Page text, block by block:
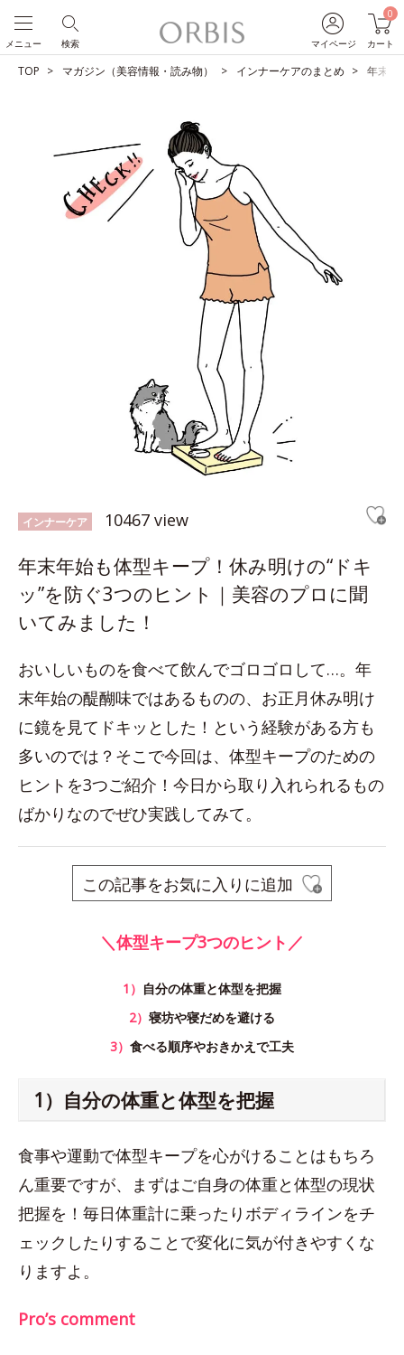
マイページ
0
カート
検索
メニュー
TOP マガジン（美容情報・読み物） インナーケアのまとめ 年末年
インナーケア 10467 view
年末年始も体型キープ！休み明けの“ドキ
ッ”を防ぐ3つのヒント｜美容のプロに聞
いてみました！
おいしいものを食べて飲んでゴロゴロして…。年
末年始の醍醐味ではあるものの、お正月休み明け
に鏡を見てドキッとした！という経験がある方も
多いのでは？そこで今回は、体型キープのための
ヒントを3つご紹介！今日から取り入れられるもの
ばかりなのでぜひ実践してみて。
この記事をお気に入りに追加
＼体型キープ3つのヒント／
1） 自分の体重と体型を把握
2） 寝坊や寝だめを避ける
3） 食べる順序やおきかえで工夫
1）自分の体重と体型を把握
食事や運動で体型キープを心がけることはもちろ
ん重要ですが、まずはご自身の体重と体型の現状
把握を！毎日体重計に乗ったりボディラインをチ
ェックしたりすることで変化に気が付きやすくな
りますよ。
Pro’s comment